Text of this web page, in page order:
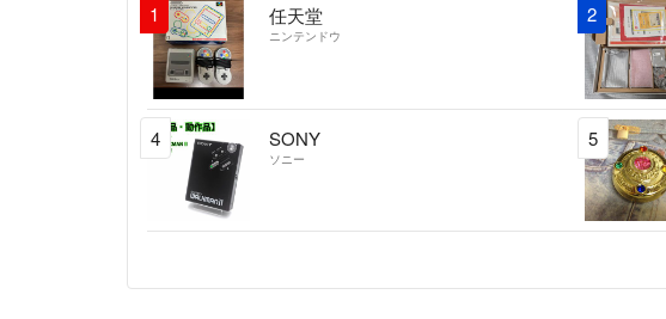
1 任天堂
ニンテンドウ
2
4 SONY
ソニー
5